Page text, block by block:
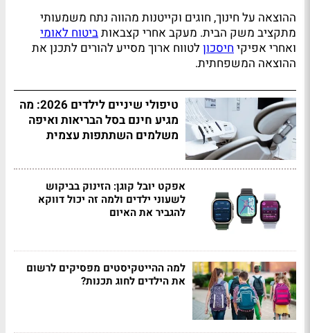
ההוצאה על חינוך, חוגים וקייטנות מהווה נתח משמעותי
מתקציב משק הבית. מעקב אחרי קצבאותביטוח לאומי
ואחרי אפיקיחיסכוןלטווח ארוך מסייע להורים לתכנן את
ההוצאה המשפחתית.
טיפולי שיניים לילדים 2026: מה
מגיע חינם בסל הבריאות ואיפה
משלמים השתתפות עצמית
אפקט יובל קוגן: הזינוק בביקוש
לשעוני ילדים ולמה זה יכול דווקא
להגביר את האיום
למה ההייטקיסטים מפסיקים לרשום
את הילדים לחוג תכנות?